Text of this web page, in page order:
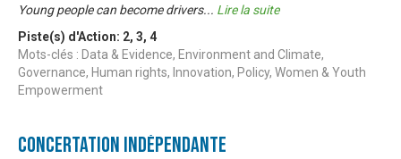
Young people can become drivers... Lire la suite
Piste(s) d'Action: 2, 3, 4
Mots-clés : Data & Evidence, Environment and Climate,
Governance, Human rights, Innovation, Policy, Women & Youth
Empowerment
Concertation Indépendante